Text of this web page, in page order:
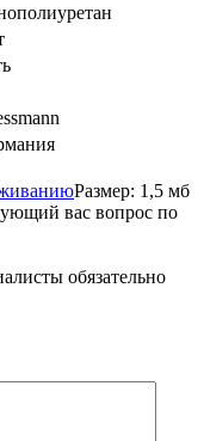
Размер: 1,5 мб
вас вопрос по
обязательно